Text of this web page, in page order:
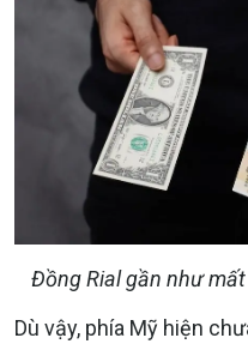
Đồng Rial gần như
Dù vậy, phía Mỹ hiện